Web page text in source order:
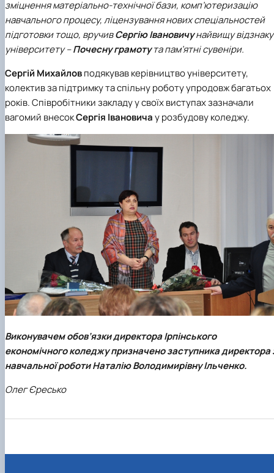
зміцнення матеріально-технічної бази, комп’ютеризацію
навчального процесу, ліцензування нових спеціальностей
підготовки тощо, вручивСергію Івановичунайвищу відзнаку
університету –Почесну грамотута пам’ятні сувеніри.
Сергій Михайловподякував керівництво університету,
колектив за підтримку та спільну роботу упродовж багатьох
років. Співробітники закладу у своїх виступах зазначали
вагомий внесокСергія Івановичау розбудову коледжу.
Виконувачем обов’язки директораІрпінського
економічного коледжупризначено заступника директора
навчальної роботи Наталію Володимирівну Ільченко.
Олег Єресько